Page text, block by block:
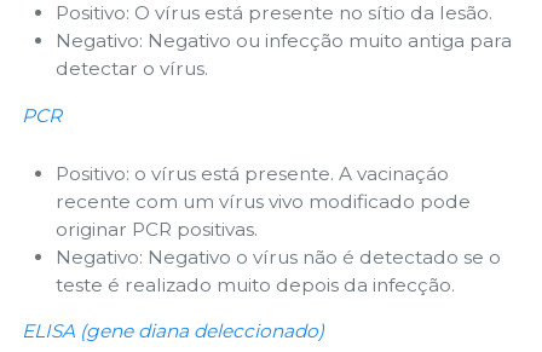
Positivo: O vírus está presente no sítio da lesão.
Negativo: Negativo ou infecção muito antiga para
detectar o vírus.
PCR
Positivo: o vírus está presente. A vacinaçáo
recente com um vírus vivo modificado pode
originar PCR positivas.
Negativo: Negativo o vírus não é detectado se o
teste é realizado muito depois da infecção.
ELISA (gene diana deleccionado)